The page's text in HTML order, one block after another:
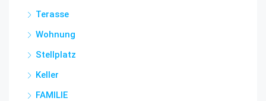
Terasse
Wohnung
Stellplatz
Keller
FAMILIE